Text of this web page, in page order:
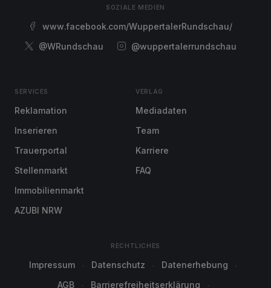
SOZIALE MEDIEN
www.facebook.com/WuppertalerRundschau/
@WRundschau
@wuppertalerrundschau
SERVICES
Reklamation
Inserieren
Trauerportal
Stellenmarkt
Immobilienmarkt
AZUBI NRW
VERLAG
Mediadaten
Team
Karriere
FAQ
RECHTLICHES
Impressum Datenschutz
Datenerhebung
AGB
Barrierefreiheitserklärung